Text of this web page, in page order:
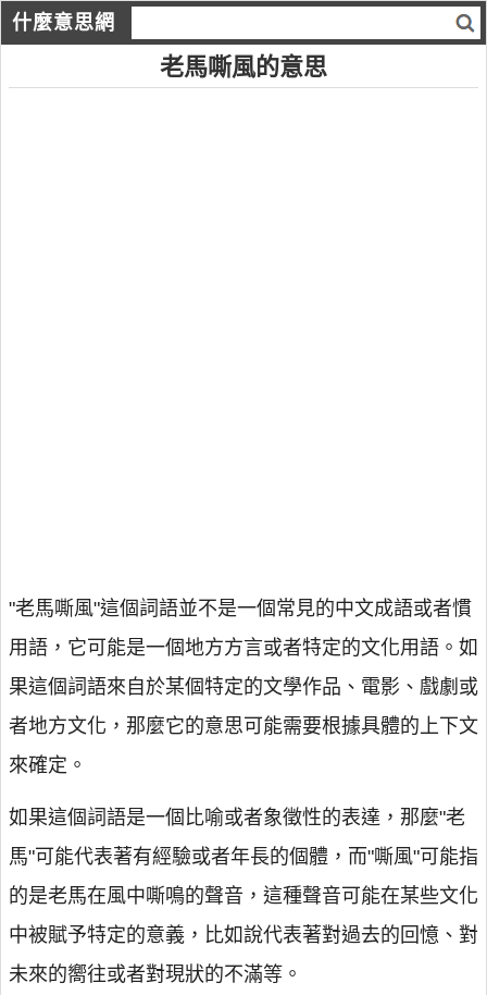
什麼意思網
老馬嘶風的意思
"老馬嘶風"這個詞語並不是一個常見的中文成語或者慣
用語，它可能是一個地方方言或者特定的文化用語。如
果這個詞語來自於某個特定的文學作品、電影、戲劇或
者地方文化，那麼它的意思可能需要根據具體的上下文
來確定。
如果這個詞語是一個比喻或者象徵性的表達，那麼"老
馬"可能代表著有經驗或者年長的個體，而"嘶風"可能指
的是老馬在風中嘶鳴的聲音，這種聲音可能在某些文化
中被賦予特定的意義，比如說代表著對過去的回憶、對
未來的嚮往或者對現狀的不滿等。